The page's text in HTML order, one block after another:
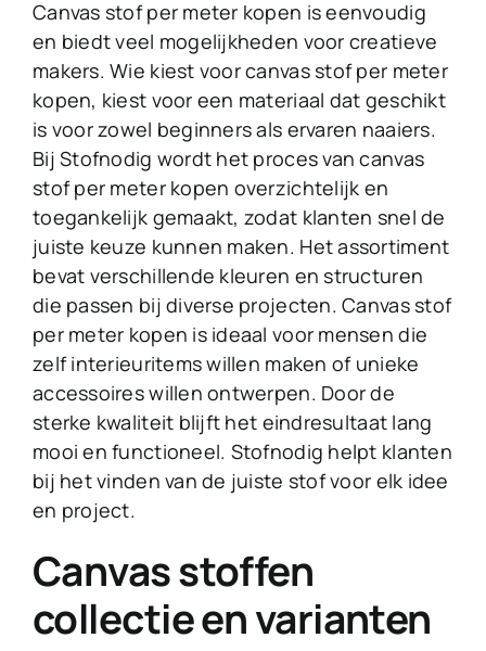
Canvas stof per meter kopen is eenvoudig
en biedt veel mogelijkheden voor creatieve
makers. Wie kiest voor canvas stof per meter
kopen, kiest voor een materiaal dat geschikt
is voor zowel beginners als ervaren naaiers.
Bij Stofnodig wordt het proces van canvas
stof per meter kopen overzichtelijk en
toegankelijk gemaakt, zodat klanten snel de
juiste keuze kunnen maken. Het assortiment
bevat verschillende kleuren en structuren
die passen bij diverse projecten. Canvas stof
per meter kopen is ideaal voor mensen die
zelf interieuritems willen maken of unieke
accessoires willen ontwerpen. Door de
sterke kwaliteit blijft het eindresultaat lang
mooi en functioneel. Stofnodig helpt klanten
bij het vinden van de juiste stof voor elk idee
en project.
Canvas stoffen
collectie en varianten